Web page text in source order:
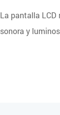
La pantalla LCD
sonora y